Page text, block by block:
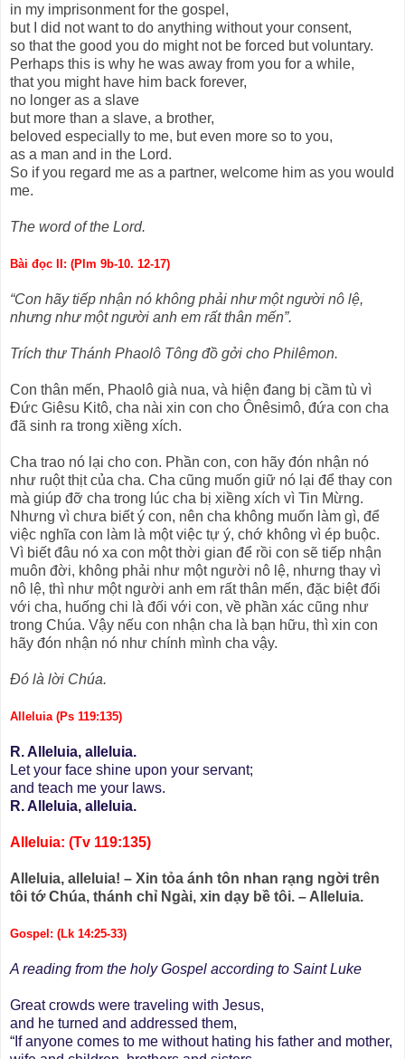
in my imprisonment for the gospel,
but I did not want to do anything without your consent,
so that the good you do might not be forced but voluntary.
Perhaps this is why he was away from you for a while,
that you might have him back forever,
no longer as a slave
but more than a slave, a brother,
beloved especially to me, but even more so to you,
as a man and in the Lord.
So if you regard me as a partner, welcome him as you would
me.
The word of the Lord.
Bài đọc II: (Plm 9b-10. 12-17)
“Con hãy tiếp nhận nó không phải như một người nô lệ,
nhưng như một người anh em rất thân mến”.
Trích thư Thánh Phaolô Tông đồ gởi cho Philêmon.
Con thân mến, Phaolô già nua, và hiện đang bị cầm tù vì
Ðức Giêsu Kitô, cha nài xin con cho Ônêsimô, đứa con cha
đã sinh ra trong xiềng xích.
Cha trao nó lại cho con. Phần con, con hãy đón nhận nó
như ruột thịt của cha. Cha cũng muốn giữ nó lại để thay con
mà giúp đỡ cha trong lúc cha bị xiềng xích vì Tin Mừng.
Nhưng vì chưa biết ý con, nên cha không muốn làm gì, để
việc nghĩa con làm là một việc tự ý, chớ không vì ép buộc.
Vì biết đâu nó xa con một thời gian để rồi con sẽ tiếp nhận
muôn đời, không phải như một người nô lệ, nhưng thay vì
nô lệ, thì như một người anh em rất thân mến, đặc biệt đối
với cha, huống chi là đối với con, về phần xác cũng như
trong Chúa. Vậy nếu con nhận cha là bạn hữu, thì xin con
hãy đón nhận nó như chính mình cha vậy.
Ðó là lời Chúa.
Alleluia (Ps 119:135)
R. Alleluia, alleluia.
Let your face shine upon your servant;
and teach me your laws.
R. Alleluia, alleluia.
Alleluia: (Tv 119:135)
Alleluia, alleluia! – Xin tỏa ánh tôn nhan rạng ngời trên
tôi tớ Chúa, thánh chỉ Ngài, xin dạy bề tôi. – Alleluia.
Gospel: (Lk 14:25-33)
A reading from the holy Gospel according to Saint Luke
Great crowds were traveling with Jesus,
and he turned and addressed them,
“If anyone comes to me without hating his father and mother,